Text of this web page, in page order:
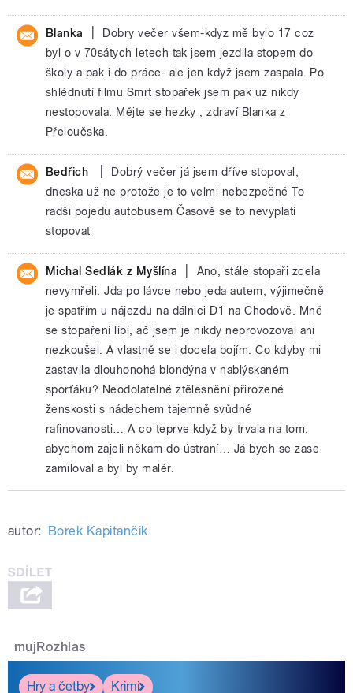
Blanka
Dobry večer všem-kdyz mě bylo 17 coz
byl o v 70sátych letech tak jsem jezdila stopem do
školy a pak i do práce- ale jen když jsem zaspala. Po
shlédnutí filmu Smrt stopařek jsem pak uz nikdy
nestopovala. Mějte se hezky , zdraví Blanka z
Přeloučska.
Bedřich
Dobrý večer já jsem dříve stopoval,
dneska už ne protože je to velmi nebezpečné To
radši pojedu autobusem Časově se to nevyplatí
stopovat
Michal Sedlák z Myšlína
Ano, stále stopaři zcela
nevymřeli. Jda po lávce nebo jeda autem, výjimečně
je spatřím u nájezdu na dálnici D1 na Chodově. Mně
se stopaření líbí, ač jsem je nikdy neprovozoval ani
nezkoušel. A vlastně se i docela bojím. Co kdyby mi
zastavila dlouhonohá blondýna v nablýskaném
sporťáku? Neodolatelné ztělesnění přirozené
ženskosti s nádechem tajemně svůdné
rafinovanosti… A co teprve když by trvala na tom,
abychom zajeli někam do ústraní… Já bych se zase
zamiloval a byl by malér.
autor: Borek Kapitančik
mujRozhlas
Hry a četby
Krimi